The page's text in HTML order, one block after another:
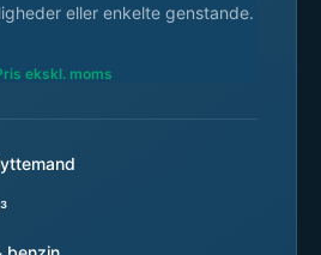
eller enkelte genstande.
ekskl. moms